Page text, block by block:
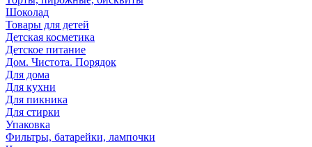
Шоколад
Товары для детей
Детская косметика
Детское питание
Дом. Чистота. Порядок
Для дома
Для кухни
Для пикника
Для стирки
Упаковка
Фильтры, батарейки, лампочки